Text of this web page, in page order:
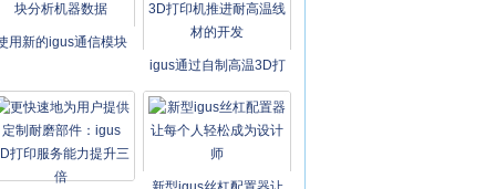
用新的igus通信模块
igus通过自制高温3D打